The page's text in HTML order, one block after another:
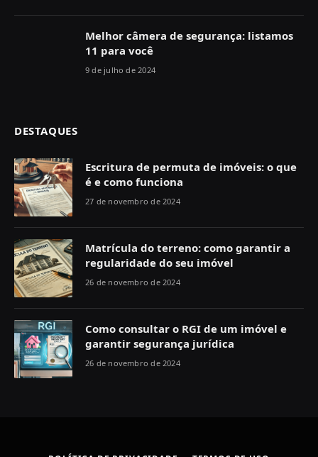
Melhor câmera de segurança: listamos
11 para você
9 de julho de 2024
DESTAQUES
Escritura de permuta de imóveis: o que
é e como funciona
27 de novembro de 2024
Matrícula do terreno: como garantir a
regularidade do seu imóvel
26 de novembro de 2024
Como consultar o RGI de um imóvel e
garantir segurança jurídica
26 de novembro de 2024